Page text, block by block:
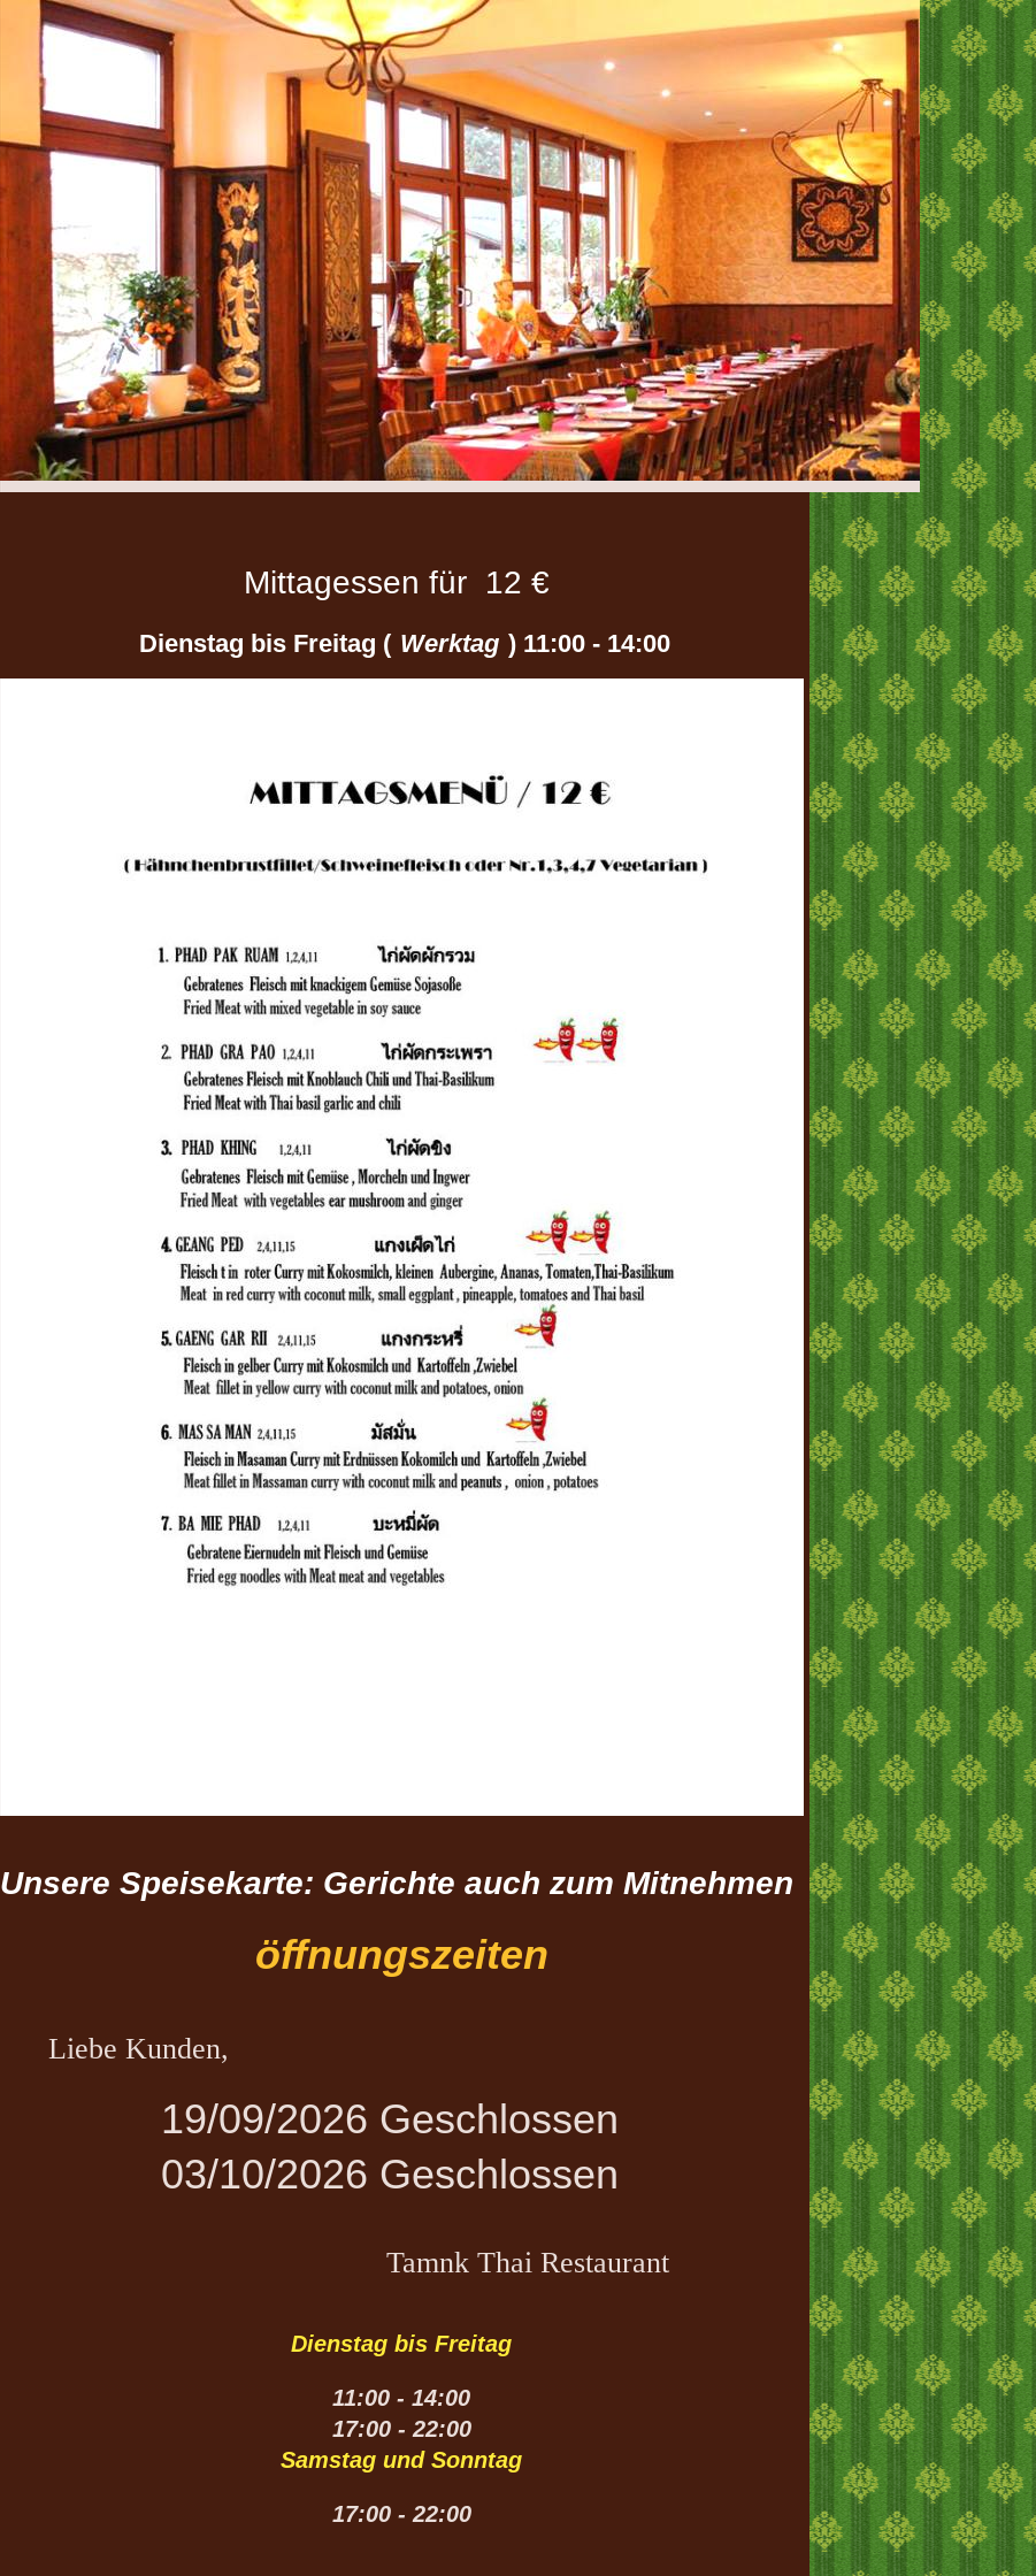
Mittagessen für 12 €
Dienstag bis Freitag ( Werktag ) 11:00 - 14:00
Unsere Speisekarte: Gerichte auch zum Mitnehmen
öffnungszeiten
Liebe Kunden,
19/09/2026 Geschlossen
03/10/2026 Geschlossen
Tamnk Thai Restaurant
Dienstag bis Freitag
11:00 - 14:00
17:00 - 22:00
Samstag und Sonntag
17:00 - 22:00